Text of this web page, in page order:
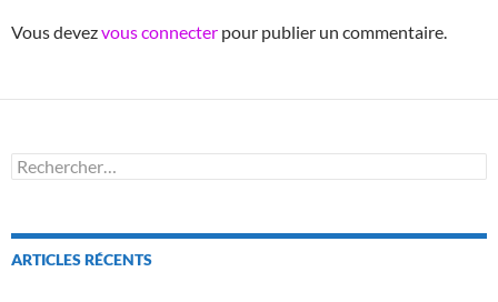
Vous devezvous connecter pour publier un commentaire.
Rechercher :
ARTICLES RÉCENTS